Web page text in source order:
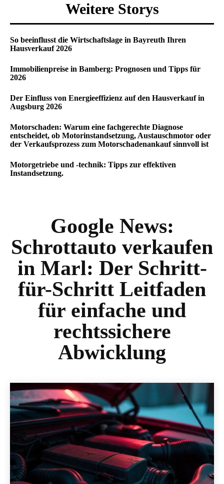
Weitere Storys
So beeinflusst die Wirtschaftslage in Bayreuth Ihren
Hausverkauf 2026
Immobilienpreise in Bamberg: Prognosen und Tipps für
2026
Der Einfluss von Energieeffizienz auf den Hausverkauf in
Augsburg 2026
Motorschaden: Warum eine fachgerechte Diagnose
entscheidet, ob Motorinstandsetzung, Austauschmotor oder
der Verkaufsprozess zum Motorschadenankauf sinnvoll ist
Motorgetriebe und -technik: Tipps zur effektiven
Instandsetzung.
Google News:
Schrottauto verkaufen
in Marl: Der Schritt-
für-Schritt Leitfaden
für einfache und
rechtssichere
Abwicklung